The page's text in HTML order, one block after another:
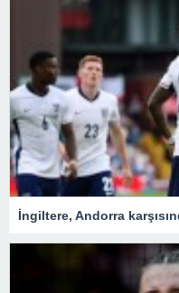
İngiltere, Andorra